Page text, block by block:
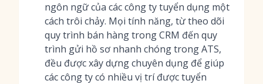
ngôn ngữ của các công ty tuyển dụng một
cách trôi chảy. Mọi tính năng, từ theo dõi
quy trình bán hàng trong CRM đến quy
trình gửi hồ sơ nhanh chóng trong ATS,
đều được xây dựng chuyên dụng để giúp
các công ty có nhiều vị trí được tuyển